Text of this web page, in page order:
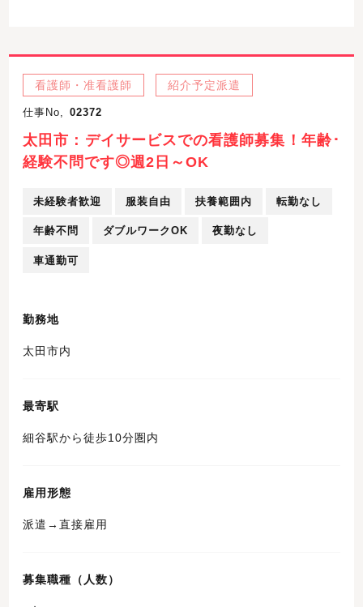
看護師・准看護師 紹介予定派遣
仕事No, 02372
太田市：デイサービスでの看護師募集！年齢･
経験不問です◎週2日～OK
未経験者歓迎 服装自由 扶養範囲内 転勤なし
年齢不問 ダブルワークOK 夜勤なし
車通勤可
勤務地
太田市内
最寄駅
細谷駅から徒歩10分圏内
雇用形態
派遣→直接雇用
募集職種（人数）